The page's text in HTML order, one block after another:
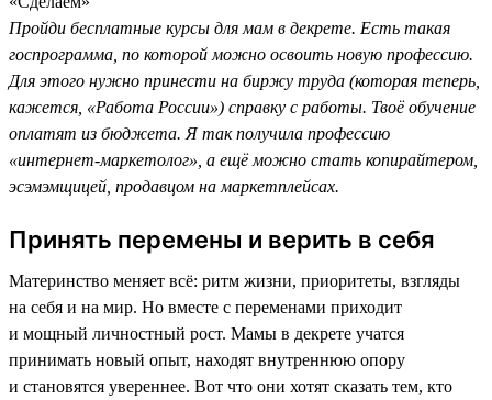
Пройди бесплатные курсы для мам в декрете. Есть такая
госпрограмма, по которой можно освоить новую профессию.
Для этого нужно принести на биржу труда (которая теперь,
кажется, «Работа России») справку с работы. Твоё обучение
оплатят из бюджета. Я так получила профессию
«интернет-маркетолог», а ещё можно стать копирайтером,
эсэмэмщицей, продавцом на маркетплейсах.
Принять перемены и верить в себя
Материнство меняет всё: ритм жизни, приоритеты, взгляды
на себя и на мир. Но вместе с переменами приходит
и мощный личностный рост. Мамы в декрете учатся
принимать новый опыт, находят внутреннюю опору
и становятся увереннее. Вот что они хотят сказать тем, кто